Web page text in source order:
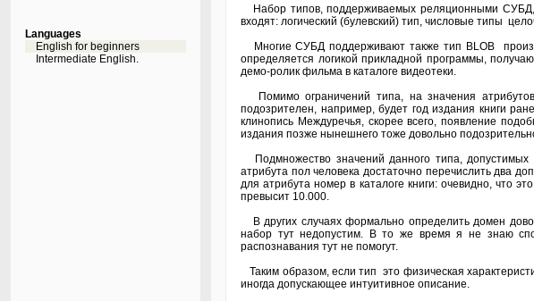
Languages
English for beginners
Intermediate English.
Набор типов, поддерживаемых реляционными СУБД,
входят: логический (булевский) тип, числовые типы
Многие СУБД поддерживают также тип BLOB
определяется логикой прикладной программы,
демо-ролик фильма в каталоге видеотеки.
Помимо ограничений типа, на значения
подозрителен, например, будет год издания книги
клинопись Междуречья, скорее всего, появление
издания позже нынешнего тоже довольно
Подмножество значений данного типа, допустимых
атрибута пол человека достаточно перечислить два
для атрибута номер в каталоге книги: очевидно, что
превысит 10.000.
В других случаях формально определить домен
набор тут недопустим. В то же время я не знаю
распознавания тут не помогут.
Таким образом, если тип это физическая
иногда допускающее интуитивное описание.